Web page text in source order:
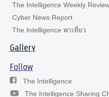
The Intelligence Weekly
Cyber News Report
The Intelligence พาเที่ยว
Gallery
Follow
The Intelligence
The Intelligence Sharing